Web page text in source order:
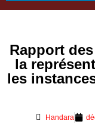
Rapport
la
les
Handara